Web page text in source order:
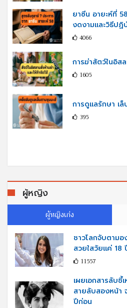
ยาซีน อายะห์ที่
งดงามและวิธีปฏิ
4066
การฆ่าสัตว์ในอิส
1605
การดูแลรักษา เล็
395
ผู้หญิง
ผู้หญิงเก่ง
ชาวโลกจับตามอ
สวยใสวัยแค่ 18
11557
เผยเอกสารลับชี้
สายลับสองหน้า
ปีก่อน